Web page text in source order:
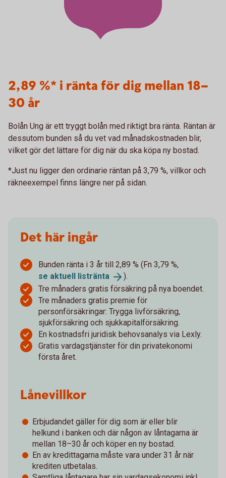
2,89 %* i ränta för dig mellan 18–
30 år
Bolån Ung är ett tryggt bolån med riktigt bra ränta. Räntan är
dessutom bunden så du vet vad månadskostnaden blir,
vilket gör det lättare för dig när du ska köpa ny bostad.
*Just nu ligger den ordinarie räntan på 3,79 %, villkor och
räkneexempel finns längre ner på sidan.
Det här ingår
Bunden ränta i 3 år till 2,89 % (Fn 3,79 %,
se aktuell listränta
).
Tre månaders gratis försäkring på nya boendet.
Tre månaders gratis premie för
personförsäkringar: Trygga livförsäkring,
sjukförsäkring och sjukkapitalförsäkring.
En kostnadsfri juridisk behovsanalys via Lexly.
Gratis vardagstjänster för din privatekonomi
första året.
Lånevillkor
Erbjudandet gäller för dig som är eller blir
helkund i banken och där någon av låntagarna är
mellan 18–30 år och köper en ny bostad.
En av kredittagarna måste vara under 31 år när
krediten utbetalas.